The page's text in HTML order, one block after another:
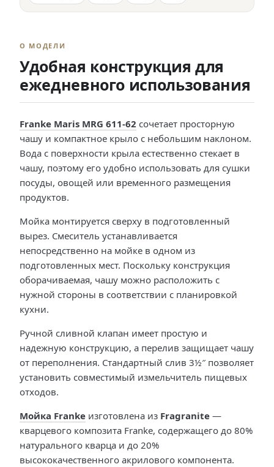
О МОДЕЛИ
Удобная конструкция для
ежедневного использования
Franke Maris MRG 611-62 сочетает просторную
чашу и компактное крыло с небольшим наклоном.
Вода с поверхности крыла естественно стекает в
чашу, поэтому его удобно использовать для сушки
посуды, овощей или временного размещения
продуктов.
Мойка монтируется сверху в подготовленный
вырез. Смеситель устанавливается
непосредственно на мойке в одном из
подготовленных мест. Поскольку конструкция
оборачиваемая, чашу можно расположить с
нужной стороны в соответствии с планировкой
кухни.
Ручной сливной клапан имеет простую и
надежную конструкцию, а перелив защищает чашу
от переполнения. Стандартный слив 3½″ позволяет
установить совместимый измельчитель пищевых
отходов.
Мойка Franke изготовлена из Fragranite —
кварцевого композита Franke, содержащего до 80%
натурального кварца и до 20%
высококачественного акрилового компонента.